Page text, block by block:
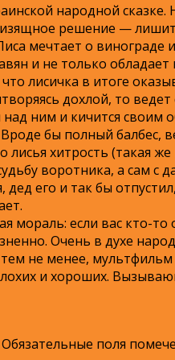
народной сказке.
решение —
мечтает о
и не только
лисичка в итоге
дохлой, то
ним и кичится своим
бы полный балбес,
лисья хитрость (такая
воротника, а сам с
его и так бы
мораль: если вас кто-
Очень в духе
тем не менее,
и хороших.
Обязательные поля